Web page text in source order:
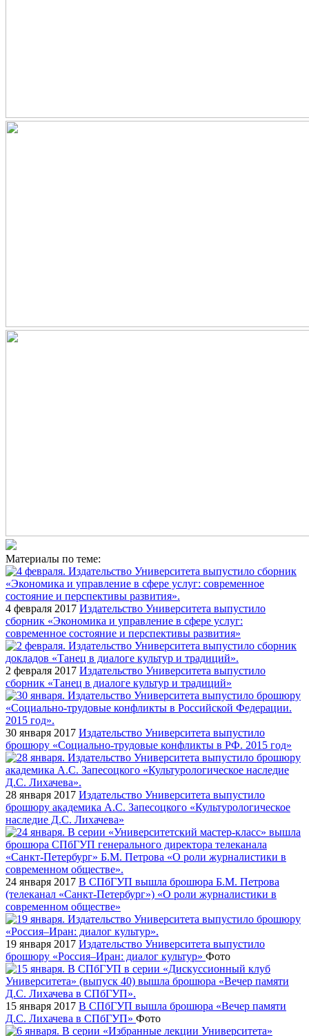
Материалы по теме:
4 февраля 2017 Издательство Университета выпустило
сборник «Экономика и управление в сфере услуг:
современное состояние и перспективы развития»
2 февраля 2017 Издательство Университета выпустило
сборник «Танец в диалоге культур и традиций»
30 января 2017 Издательство Университета выпустило
брошюру «Социально-трудовые конфликты в РФ. 2015 год»
28 января 2017 Издательство Университета выпустило
брошюру академика А.С. Запесоцкого «Культурологическое
наследие Д.С. Лихачева»
24 января 2017 В СПбГУП вышла брошюра Б.М. Петрова
(телеканал «Санкт-Петербург») «О роли журналистики в
современном обществе»
19 января 2017 Издательство Университета выпустило
брошюру «Россия–Иран: диалог культур» Фото
15 января 2017 В СПбГУП вышла брошюра «Вечер памяти
Д.С. Лихачева в СПбГУП» Фото